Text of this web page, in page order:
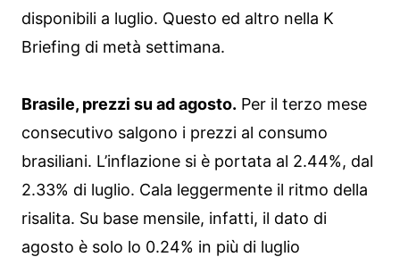
disponibili a luglio. Questo ed altro nella K
Briefing di metà settimana.
Brasile, prezzi su ad agosto. Per il terzo mese
consecutivo salgono i prezzi al consumo
brasiliani. L’inflazione si è portata al 2.44%, dal
2.33% di luglio. Cala leggermente il ritmo della
risalita. Su base mensile, infatti, il dato di
agosto è solo lo 0.24% in più di luglio